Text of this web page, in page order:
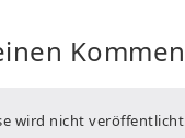
wird nicht